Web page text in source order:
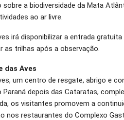
a biodiversidade da Mata
ao ar livre.
irá disponibilizar a entrada
as trilhas após a observação.
das Aves
um centro de resgate, abrigo e
Paraná depois das Cataratas,
os visitantes promovem a
nos restaurantes do Complexo